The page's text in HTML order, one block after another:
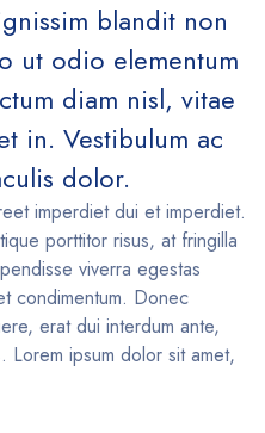
blandit non
ut odio elementum
diam nisl, vitae
in. Vestibulum ac
dolor.
imperdiet dui et imperdiet.
porttitor risus, at fringilla
viverra egestas
condimentum. Donec
erat dui interdum ante,
ipsum dolor sit amet,